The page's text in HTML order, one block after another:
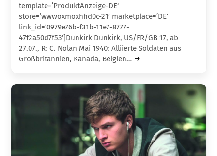
template=’ProduktAnzeige-DE‘
store=’wwwoxmoxhhd0c-21′ marketplace=’DE‘
link_id=’0979e76b-f31b-11e7-8777-
47f2a50d7f53′]Dunkirk Dunkirk, US/FR/GB 17, ab
27.07., R: C. Nolan Mai 1940: Alliierte Soldaten aus
Großbri­tan­ni­en, Kanada, Belgien…